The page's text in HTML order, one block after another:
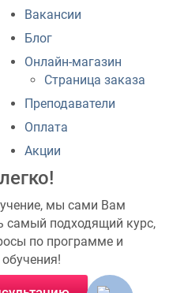
Вакансии
Блог
Онлайн-магазин
Страница заказа
Преподаватели
Оплата
Акции
мы сами Вам
подходящий курс,
по программе и